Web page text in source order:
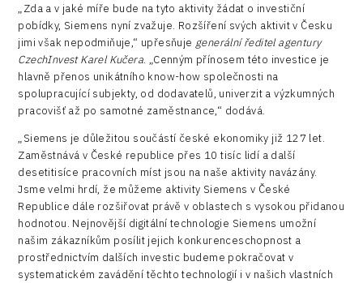
„Zda a v jaké míře bude na tyto aktivity žádat o investiční
pobídky, Siemens nyní zvažuje. Rozšíření svých aktivit v Česku
jimi však nepodmiňuje,“ upřesňuje generální ředitel agentury
CzechInvest Karel Kučera. „Cenným přínosem této investice je
hlavně přenos unikátního know-how společnosti na
spolupracující subjekty, od dodavatelů, univerzit a výzkumných
pracovišť až po samotné zaměstnance,“ dodává.
„Siemens je důležitou součástí české ekonomiky již 127 let.
Zaměstnává v České republice přes 10 tisíc lidí a další
desetitisíce pracovních míst jsou na naše aktivity navázány.
Jsme velmi hrdí, že můžeme aktivity Siemens v České
Republice dále rozšiřovat právě v oblastech s vysokou přidanou
hodnotou. Nejnovější digitální technologie Siemens umožní
našim zákazníkům posílit jejich konkurenceschopnost a
prostřednictvím dalších investic budeme pokračovat v
systematickém zavádění těchto technologií i v našich vlastních